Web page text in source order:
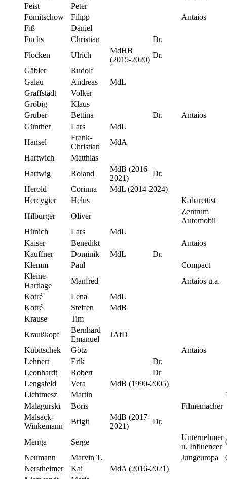
Feist
Peter
Fomitschow
Filipp
Antaios
Fiß
Daniel
Fuchs
Christian
Dr.
Flocken
Ulrich
MdHB
(2015-2020)
Dr.
Gäbler
Rudolf
Galau
Andreas
MdL
Graffstädt
Volker
Gröbig
Klaus
Gruber
Bettina Dr.
Antaios
Günther
Lars
MdL
Hansel
Frank-
Christian
MdA
Hartwich
Matthias
Hartwig
Roland
MdB (2016-
2021)
Dr.
Herold
Corinna
MdL (2014-2024)
Hercygier
Helus
Kabarettist
Hilburger
Oliver
Zentrum
Automobil
Hünich
Lars
MdL
Kaiser
Benedikt
Antaios
Kauffner
Dominik MdL
Dr.
Klemm
Paul
Compact
Kleine-
Hartlage
Manfred
Antaios u.a.
Kotré
Lena
MdL
Kotré
Steffen
MdB
Krause
Tim
Kraußkopf
Bernhard
Emanuel
JAfD
Kubitschek
Götz
Antaios
Lehnert
Erik
Dr.
Leonhardt
Robert
Dr
Lengsfeld
Vera
MdB (1990-2005)
Lichtmesz
Martin
Malagurski
Boris
Filmemacher
Malsack-
Winkemann
Brigit
MdB (2017-
2021)
Dr.
Menga Serge
Unternehmer
u. Influencer
Neumann
Marvin T. Jungeuropa
Nerstheimer
Kai
MdA (2016-2021)